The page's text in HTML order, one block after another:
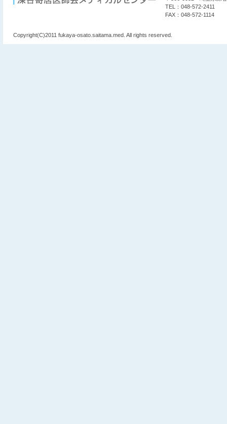
TEL：048-572-2411
FAX：048-572-1114
Copyright(C)2011 fukaya-osato.saitama.med. All rights reserved.